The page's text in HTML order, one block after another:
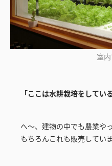
室
「ここは水耕栽培をしてい
へ～、建物の中でも農業や
もちろんこれも販売していま